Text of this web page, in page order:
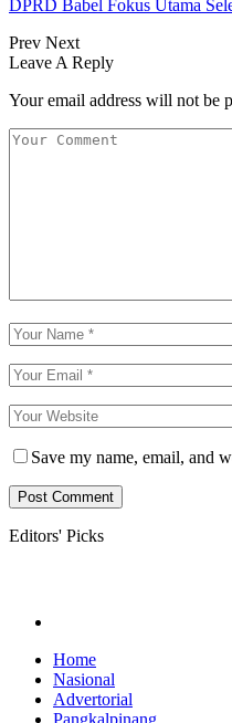
DPRD Babel Fokus Utama
Prev Next
Leave A Reply
Your email address will not be
Save my name, email, and
Editors' Picks
Home
Nasional
Advertorial